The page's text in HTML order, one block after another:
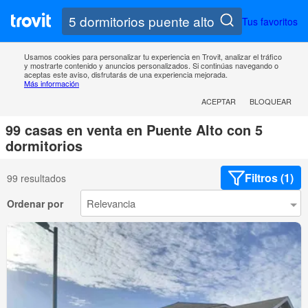
Tus favoritos
Usamos cookies para personalizar tu experiencia en Trovit, analizar el tráfico
y mostrarte contenido y anuncios personalizados. Si continúas navegando o
aceptas este aviso, disfrutarás de una experiencia mejorada.
Más información
ACEPTAR
BLOQUEAR
99 casas en venta en Puente Alto con 5
dormitorios
99 resultados Filtros (1)
Ordenar por